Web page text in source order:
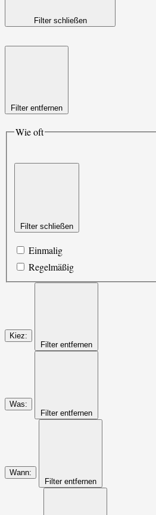
Filter schließen
Filter entfernen
Wie oft
Filter schließen
Einmalig
Regelmäßig
Kiez:
Filter entfernen
Was:
Filter entfernen
Wann:
Filter entfernen